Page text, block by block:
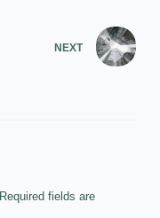
NEXT
Required fields are